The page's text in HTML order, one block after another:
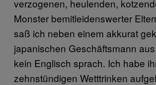
verzogenen, heulenden,
Monster bemitleidenswerter
saß ich neben einem akkurat
japanischen Geschäftsmann
kein Englisch sprach. Ich habe
zehnstündigen Wetttrinken